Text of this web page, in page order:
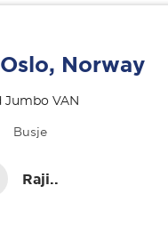
Oslo, Norway
Jumbo VAN
Busje
Raji..